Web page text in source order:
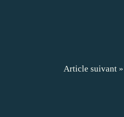
Article suivant »